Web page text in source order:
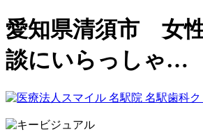
愛知県清須市 女
談にいらっしゃ…